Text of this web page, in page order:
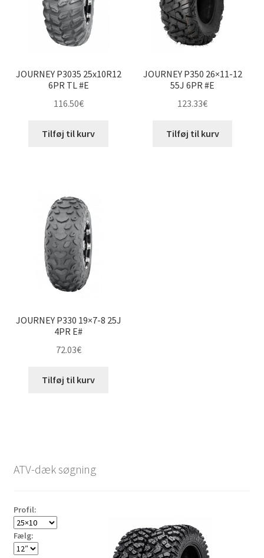
JOURNEY P3035 25x10R12
6PR TL #E
116.50€
Tilføj til kurv
JOURNEY P350 26×11-12
55J 6PR #E
123.33€
Tilføj til kurv
JOURNEY P330 19×7-8 25J
4PR E#
72.03€
Tilføj til kurv
ATV-dæk søgning
Profil:
Fælg: